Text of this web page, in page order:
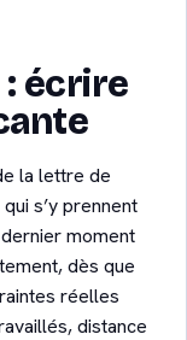
écrire
la lettre de
s’y prennent
moment
dès que
réelles
distance